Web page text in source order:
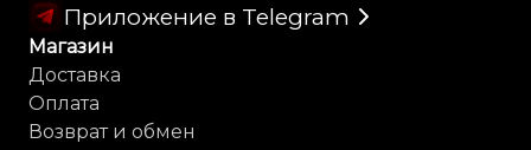
Приложение в Telegram
Магазин
Доставка
Оплата
Возврат и обмен